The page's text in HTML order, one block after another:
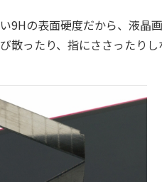
9Hの表面硬度だから、液晶
散ったり、指にささったり